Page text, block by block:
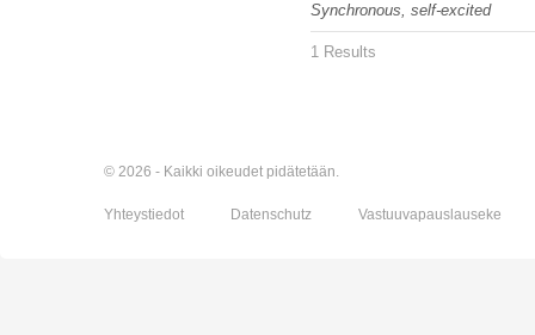
Synchronous, self-excited
1 Results
© 2026 - Kaikki oikeudet pidätetään.
Yhteystiedot Datenschutz Vastuuvapauslauseke